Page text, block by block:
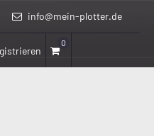
info@mein-plotter.de
0